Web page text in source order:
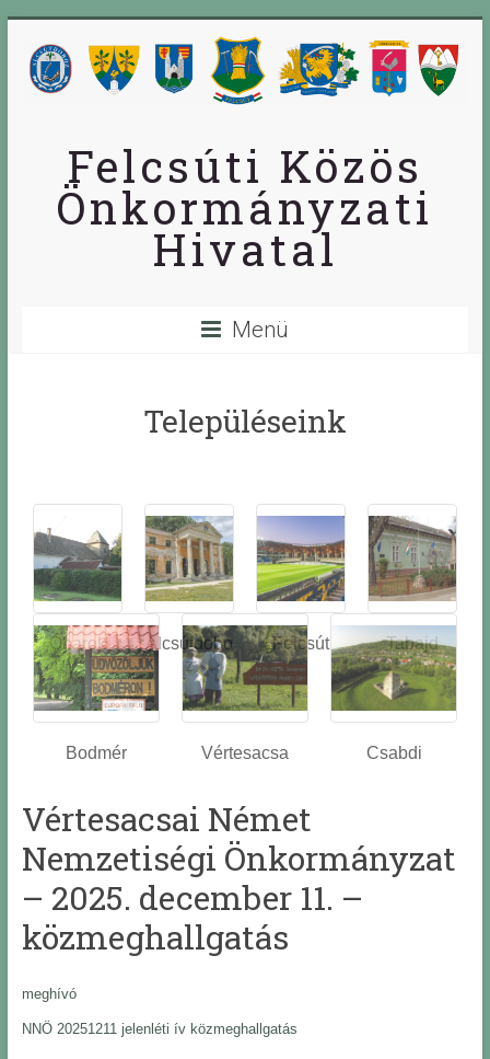
Felcsúti Közös
Önkormányzati
Hivatal
Menü
Településeink
Óbarok
Alcsútdobo
z
Felcsút Tabajd
Bodmér Vértesacsa Csabdi
Vértesacsai Német
Nemzetiségi Önkormányzat
– 2025. december 11. –
közmeghallgatás
meghívó
NNÖ 20251211 jelenléti ív közmeghallgatás